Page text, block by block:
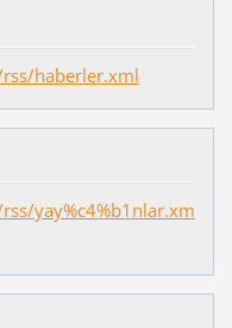
haberler.xml
yay%c4%b1nlar.xm